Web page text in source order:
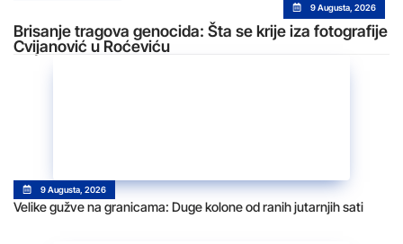
9 Augusta, 2026
Brisanje tragova genocida: Šta se krije iza fotografije
Cvijanović u Roćeviću
9 Augusta, 2026
Velike gužve na granicama: Duge kolone od ranih jutarnjih sati